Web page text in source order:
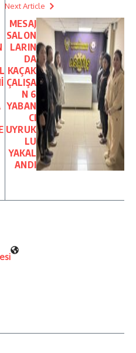
Next Article
MESAJ
SALON
LARIN
DA
KAÇAK
ÇALIŞA
N 6
YABAN
CI
UYRUK
LU
YAKAL
ANDI